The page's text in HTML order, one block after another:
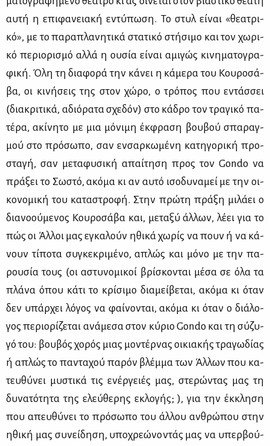
αυ­τή η επι­φα­νεια­κή εντύ­πω­ση. Το στυλ εί­ναι «θε­α­τρι­
κό», με το πα­ρα­πλα­νη­τι­κά στα­τι­κό στή­σι­μο και τον χω­ρι­
κό πε­ριο­ρι­σμό αλ­λά η ου­σία εί­ναι αμι­γώς κι­νη­μα­το­γρα­
φι­κή. Όλη τη δια­φο­ρά την κά­νει η κά­με­ρα του Κου­ρο­σά­
βα, οι κι­νή­σεις της στον χώ­ρο, ο τρό­πος που εντάσ­σει
(δια­κρι­τι­κά, αδιό­ρα­τα σχε­δόν) στο κά­δρο τον τρα­γι­κό πα­
τέ­ρα, ακί­νη­το με μια μό­νι­μη έκ­φρα­ση βου­βού σπα­ραγ­
μού στο πρό­σω­πο, σαν εν­σαρ­κω­μέ­νη κα­τη­γο­ρι­κή προ­
στα­γή, σαν με­τα­φυ­σι­κή απαί­τη­ση προς τον Gondo να
πρά­ξει το Σω­στό, ακό­μα κι αν αυ­τό ισο­δυ­να­μεί με την οι­
κο­νο­μι­κή του κα­τα­στρο­φή. Στην πρώ­τη πρά­ξη μι­λά­ει ο
δια­νο­ού­με­νος Κου­ρο­σά­βα και, με­τα­ξύ άλ­λων, λέ­ει για το
πώς οι Άλ­λοι μας εγκα­λούν ηθι­κά χω­ρίς να πουν ή να κά­
νουν τί­πο­τα συ­γκε­κρι­μέ­νο, απλώς και μό­νο με την πα­
ρου­σία τους (οι αστυ­νο­μι­κοί βρί­σκο­νται μέ­σα σε όλα τα
πλά­να όπου κά­τι το κρί­σι­μο δια­μεί­βε­ται, ακό­μα κι όταν
δεν υπάρ­χει λό­γος να φαί­νο­νται, ακό­μα κι όταν ο διά­λο­
γος πε­ριο­ρί­ζε­ται ανά­με­σα στον κύ­ριο Gondo και τη σύ­ζυ­
γό του: βου­βός χο­ρός μιας μο­ντέρ­νας οι­κια­κής τρα­γω­δί­ας
ή απλώς το πα­ντα­χού πα­ρόν βλέμ­μα των Άλ­λων που κα­
τευ­θύ­νει μυ­στι­κά τις ενέρ­γειές μας, στε­ρώ­ντας μας τη
δυ­να­τό­τη­τα της ελεύ­θε­ρης εκλο­γής; ), για την έκ­κλη­ση
που απευ­θύ­νει το πρό­σω­πο του άλ­λου αν­θρώ­που στην
ηθι­κή μας συ­νεί­δη­ση, υπο­χρε­ώ­νο­ντάς μας να υπερ­βού­